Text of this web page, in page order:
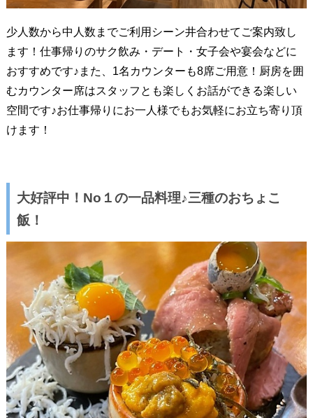
少人数から中人数までご利用シーン井合わせてご案内致し
ます！仕事帰りのサク飲み・デート・女子会や宴会などに
おすすめです♪また、1名カウンターも8席ご用意！厨房を囲
むカウンター席はスタッフとも楽しくお話ができる楽しい
空間です♪お仕事帰りにお一人様でもお気軽にお立ち寄り頂
けます！
大好評中！No１の一品料理♪三種のおちょこ
飯！